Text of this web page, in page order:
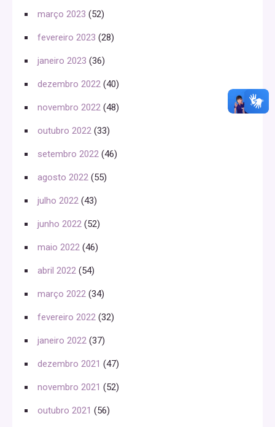
março 2023 (52)
fevereiro 2023 (28)
janeiro 2023 (36)
dezembro 2022 (40)
novembro 2022 (48)
outubro 2022 (33)
setembro 2022 (46)
agosto 2022 (55)
julho 2022 (43)
junho 2022 (52)
maio 2022 (46)
abril 2022 (54)
março 2022 (34)
fevereiro 2022 (32)
janeiro 2022 (37)
dezembro 2021 (47)
novembro 2021 (52)
outubro 2021 (56)